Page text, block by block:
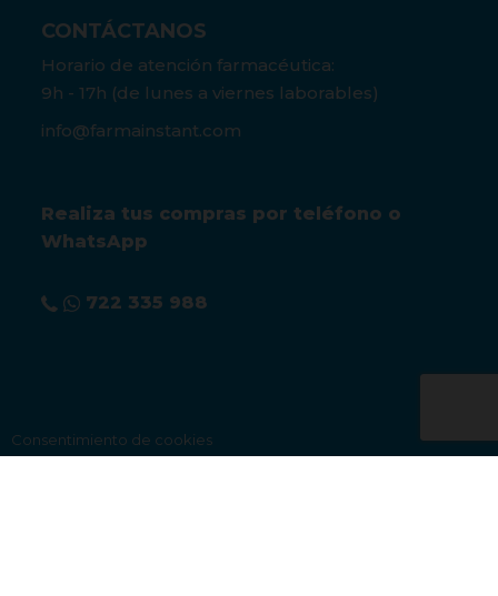
CONTÁCTANOS
Horario de atención farmacéutica:
9h - 17h (de lunes a viernes laborables)
info@farmainstant.com
Realiza tus compras por teléfono o
WhatsApp
722 335 988
Consentimiento de cookies